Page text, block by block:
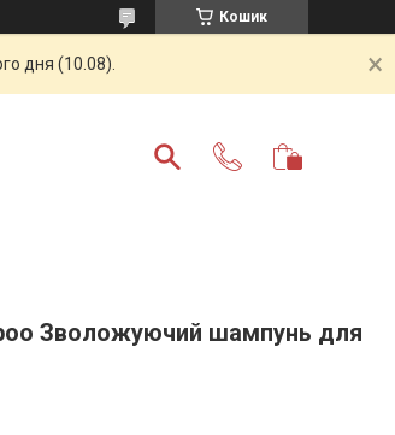
Кошик
дня (10.08).
Зволожуючий шампунь для